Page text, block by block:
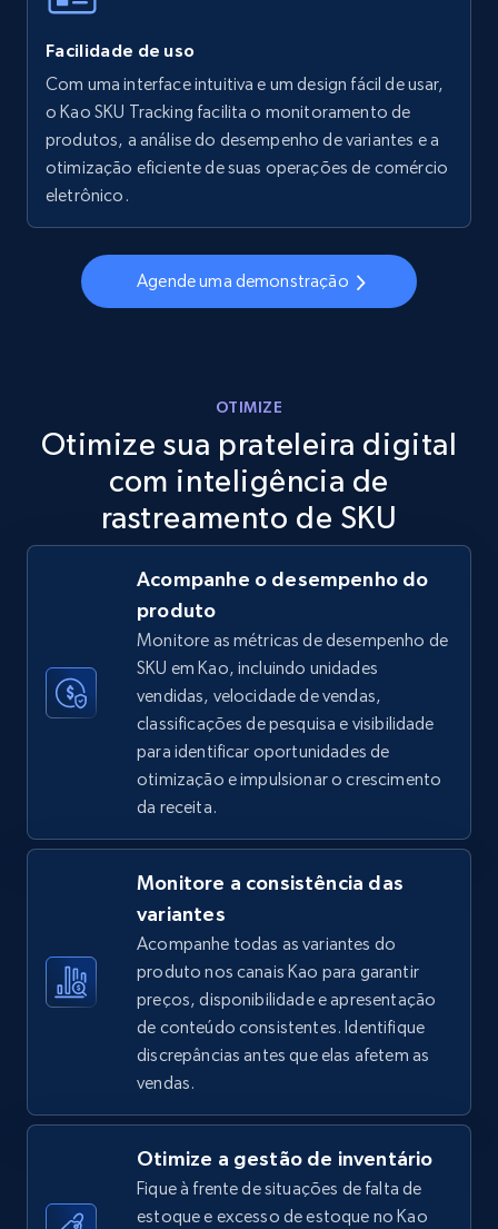
Walmart - products - Collects products by
specific keywords
URL, Final price, Sku, Currency, Gtin,
Specifications, Image urls, Top reviews, and
more.
5.6K+ 875+ Comece agora
URL, Final price, Sku, Currency, Gtin,
more.
Comece agora
TikTok Shop
URL, Title, Available, Description, Currency, Initial
price, Final price, Discount percent, and more.
668+ Comece agora
TikTok Shop - category
URL, Title, Available, Description, Currency, Initial
price, Final price, Discount percent, and more.
5.4K+ 668+ Comece agora
TikTok Shop - Collect TikTok shop products
price, Final price, Discount percent, and more.
668+ Comece agora
Facilidade de uso
Com uma interface intuitiva e um design fácil de usar,
o Kao SKU Tracking facilita o monitoramento de
produtos, a análise do desempenho de variantes e a
otimização eficiente de suas operações de comércio
eletrônico.
Agende uma demonstração
OTIMIZE
Otimize sua prateleira digital
com inteligência de
rastreamento de SKU
Acompanhe o desempenho do
produto
Monitore as métricas de desempenho de
SKU em Kao, incluindo unidades
vendidas, velocidade de vendas,
classificações de pesquisa e visibilidade
para identificar oportunidades de
otimização e impulsionar o crescimento
da receita.
Monitore a consistência das
variantes
Acompanhe todas as variantes do
produto nos canais Kao para garantir
preços, disponibilidade e apresentação
de conteúdo consistentes. Identifique
discrepâncias antes que elas afetem as
vendas.
Otimize a gestão de inventário
Fique à frente de situações de falta de
estoque e excesso de estoque no Kao